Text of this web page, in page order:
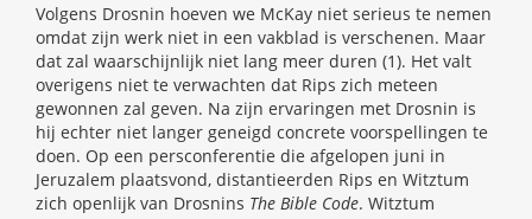
Volgens Drosnin hoeven we McKay niet serieus te nemen
omdat zijn werk niet in een vakblad is verschenen. Maar
dat zal waarschijnlijk niet lang meer duren (1). Het valt
overigens niet te verwachten dat Rips zich meteen
gewonnen zal geven. Na zijn ervaringen met Drosnin is
hij echter niet langer geneigd concrete voorspellingen te
doen. Op een persconferentie die afgelopen juni in
Jeruzalem plaatsvond, distantieerden Rips en Witztum
zich openlijk van Drosnins The Bible Code. Witztum